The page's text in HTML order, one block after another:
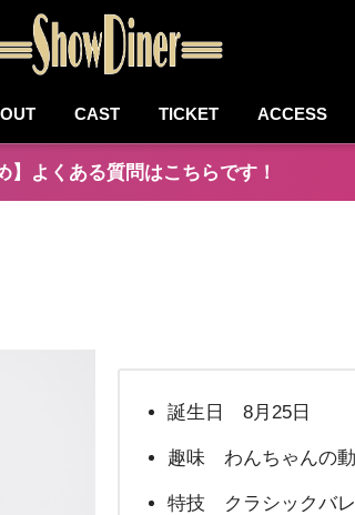
CAST TICKET ACCESS
】よくある質問はこちらです！
誕生日 8月25日
趣味 わんちゃんの
特技 クラシックバ